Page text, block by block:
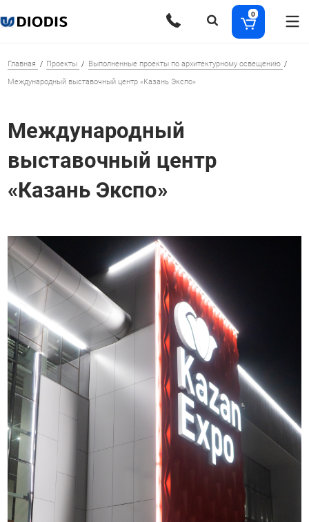
0
Главная Проекты
Выполненные проекты по архитектурному освещению
Международный выставочный центр «Казань Экспо»
Международный
выставочный центр
«Казань Экспо»